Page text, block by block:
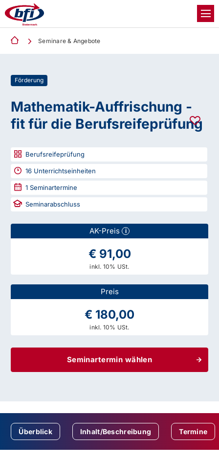
Seminare & Angebote
Förderung
Mathematik-Auffrischung -
fit für die Berufsreifeprüfung
Berufsreifeprüfung
16 Unterrichtseinheiten
1 Seminartermine
Seminarabschluss
AK-Preis i
€ 91,00
inkl. 10% USt.
Preis
€ 180,00
inkl. 10% USt.
Seminartermin wählen
Überblick Inhalt/Beschreibung Termine